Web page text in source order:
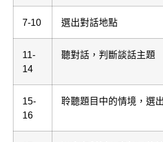
7-10 選出對話地點
11-
14
聽對話，判斷談話主題
15-
16
聆聽題目中的情境，選